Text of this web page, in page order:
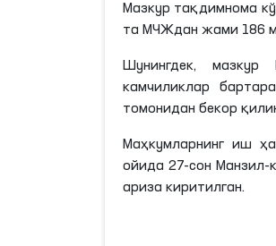
Мазкур тақдимнома
та МЧЖдан жами 186
Шунингдек, мазкур
камчиликлар
томонидан бекор
Маҳкумларнинг иш
ойида 27-сон Манзил-
ариза киритилган.